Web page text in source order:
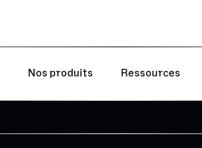
Nos produits Ressources